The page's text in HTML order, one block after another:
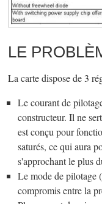
LE
La carte dispose de 3
Le courant de
constructeur. Il ne
est conçu pour
saturés, ce qui aura
s'approchant le plus
Le mode de pilotage
compromis entre la